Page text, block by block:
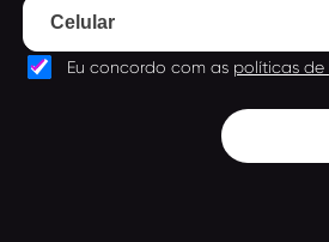
Eu concordo com as políticas